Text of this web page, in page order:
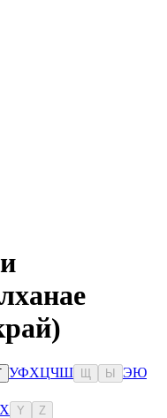
УФХЦЧШ Ы ЭЮ
X Y Z